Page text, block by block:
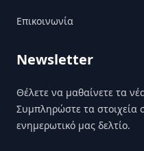
Επικοινωνία
Newsletter
Θέλετε να μαθαίνετε τα
Συμπληρώστε τα στοιχεία
ενημερωτικό μας δελτίο.